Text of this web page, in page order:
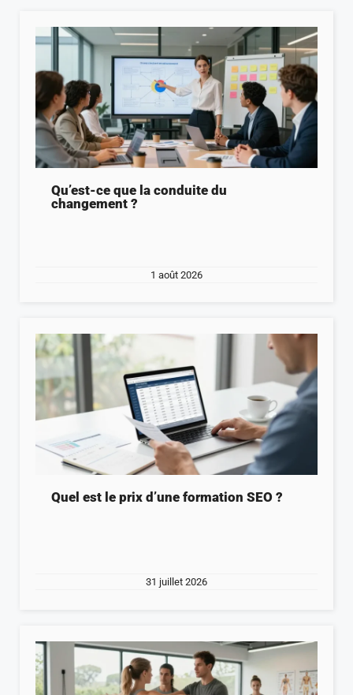
Qu’est-ce que la conduite du
changement ?
1 août 2026
Quel est le prix d’une formation SEO ?
31 juillet 2026